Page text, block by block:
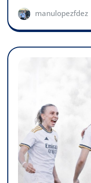
manulopezfdez